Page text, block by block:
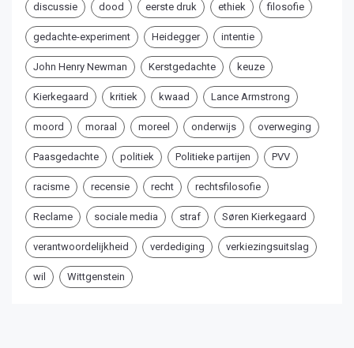
discussie dood eerste druk ethiek filosofie
gedachte-experiment Heidegger intentie
John Henry Newman Kerstgedachte keuze
Kierkegaard kritiek kwaad Lance Armstrong
moord moraal moreel onderwijs overweging
Paasgedachte politiek Politieke partijen PVV
racisme recensie recht rechtsfilosofie
Reclame sociale media straf Søren Kierkegaard
verantwoordelijkheid verdediging verkiezingsuitslag
wil Wittgenstein